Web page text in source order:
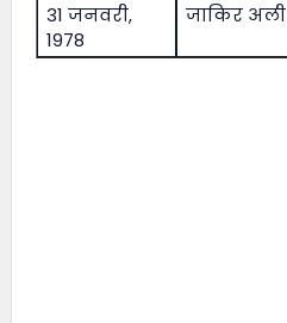
31 जनवरी,
1978
जाकिर अली